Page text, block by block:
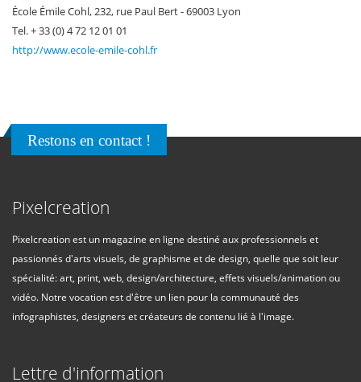
École Émile Cohl, 232, rue Paul Bert - 69003 Lyon
Tel. + 33 (0) 4 72 12 01 01
http://www.ecole-emile-cohl.fr
Restons en contact !
Pixelcreation
Pixelcreation est un magazine en ligne destiné aux professionnels et
passionnés d'arts visuels, de graphisme et de design, quelle que soit leur
spécialité: art, print, web, design/architecture, effets visuels/animation ou
vidéo. Notre vocation est d'être un lien pour la communauté des
infographistes, designers et créateurs de contenu lié à l'image.
Lettre d'information